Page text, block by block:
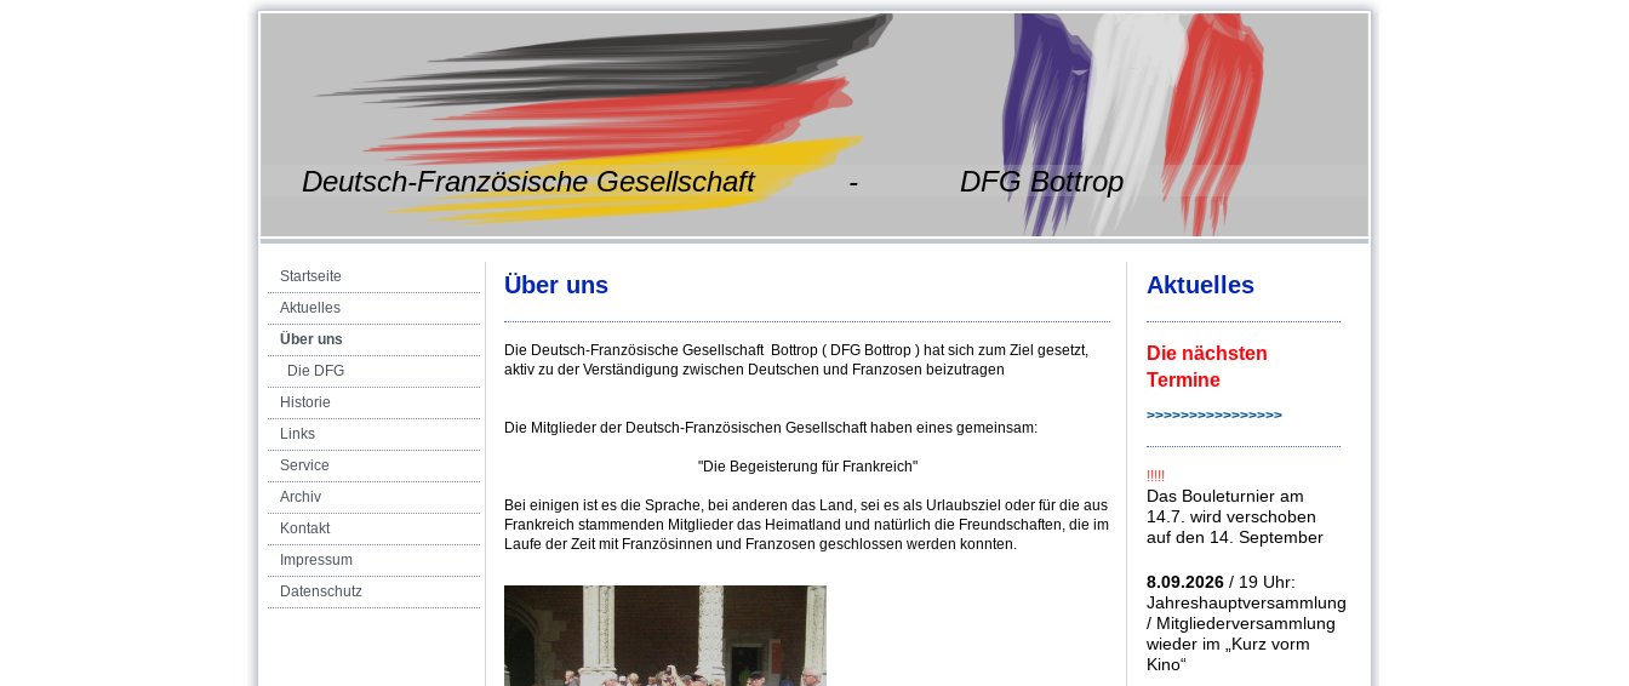
Deutsch-Französische Gesellschaft - DFG Bottrop
Startseite
Aktuelles
Über uns
Die DFG
Historie
Links
Service
Archiv
Kontakt
Impressum
Datenschutz
Über uns
Die Deutsch-Französische Gesellschaft Bottrop ( DFG Bottrop ) hat sich zum Ziel gesetzt,
aktiv zu der Verständigung zwischen Deutschen und Franzosen beizutragen
Die Mitglieder der Deutsch-Französischen Gesellschaft haben eines gemeinsam:
"Die Begeisterung für Frankreich"
Bei einigen ist es die Sprache, bei anderen das Land, sei es als Urlaubsziel oder für die aus
Frankreich stammenden Mitglieder das Heimatland und natürlich die Freundschaften, die im
Laufe der Zeit mit Französinnen und Franzosen geschlossen werden konnten.
Aktuelles
Die nächsten
Termine
>>>>>>>>>>>>>>>>
!!!!!
Das Bouleturnier am
14.7. wird verschoben
auf den 14. September
8.09.2026 / 19 Uhr:
Jahreshauptversammlung
/ Mitgliederversammlung
wieder im „Kurz vorm
Kino“